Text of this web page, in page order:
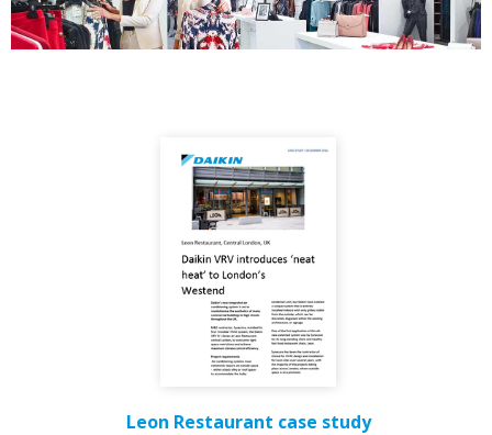
Leon Restaurant case study